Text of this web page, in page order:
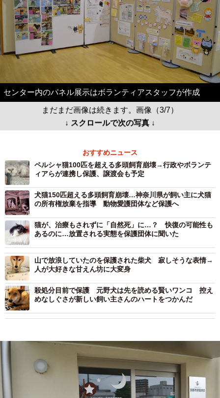
センター内のパネル展示はボランティアスタッフが作成
まだまだ画像は続きます。画像（3/7）
↓ スクロールで次の写真 ↓
おすすめニュース
ペルシャ猫100匹を超える多頭飼育崩壊→行政やボランテ
ィアらが連携し保護、譲渡会も予定
犬猫150匹超える多頭飼育崩壊…神奈川県が飼い主に犬猫
の所有権放棄を指導 動物愛護団体など保護へ
猫が、治療もされずに「自然死」に…？ 快復の可能性も
あるのに…放置される実態を保護団体に聞いた
山で放浪していたのを保護された柴犬 寂しそうな表情→
人が大好きな甘えん坊に大変身
殺処分目前で保護 元野犬は先を読める賢いワンコ 控え
めなしぐさが新しい飼い主さんのハートをつかんだ